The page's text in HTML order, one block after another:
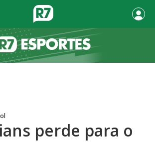
perde para o